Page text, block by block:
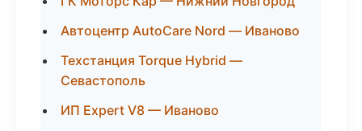
Автоцентр AutoCare Nord — Иваново
Техстанция Torque Hybrid —
Севастополь
ИП Expert V8 — Иваново